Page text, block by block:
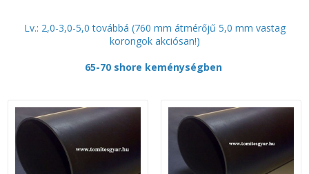
TÖMÍTŐ TÁBLA - SZIGETELŐ LEMEZ
GUMILEMEZ - FILC - HÓTOLÓ
TÖMÍTŐ ZSINÓR - RAGASZTÓ
Hírek
Kapcsolat
ÁSZF
Adatkezelés
Lv.: 2,0-3,0-5,0 továbbá (760 mm átmérőjű 5,0 mm vastag
korongok akciósan!)
65-70 shore keménységben